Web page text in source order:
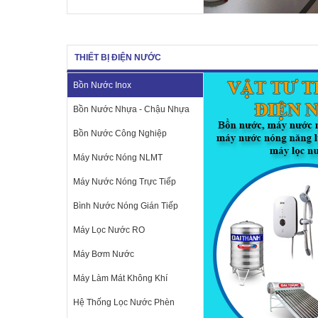
THIẾT BỊ ĐIỆN NƯỚC
Bồn Nước Inox
Bồn Nước Nhựa - Chậu Nhựa
Bồn Nước Công Nghiệp
Máy Nước Nóng NLMT
Máy Nước Nóng Trực Tiếp
Bình Nước Nóng Gián Tiếp
Máy Lọc Nước RO
Máy Bơm Nước
Máy Làm Mát Không Khí
Hệ Thống Lọc Nước Phèn